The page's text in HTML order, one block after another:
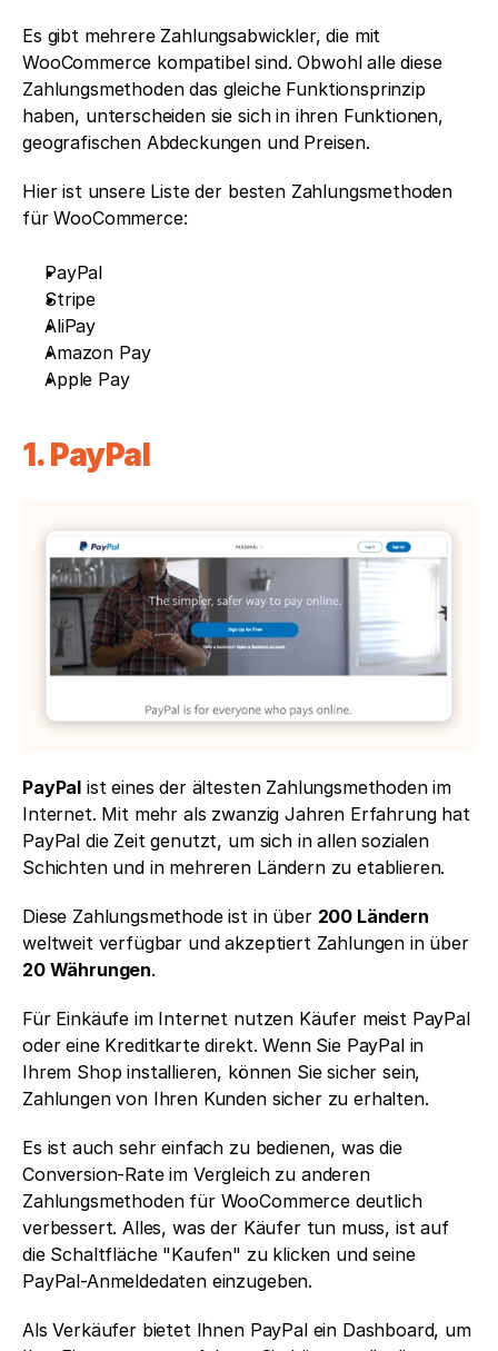
Es gibt mehrere Zahlungsabwickler, die mit
WooCommerce kompatibel sind. Obwohl alle diese
Zahlungsmethoden das gleiche Funktionsprinzip
haben, unterscheiden sie sich in ihren Funktionen,
geografischen Abdeckungen und Preisen.
Hier ist unsere Liste der besten Zahlungsmethoden
für WooCommerce:
PayPal
Stripe
AliPay
Amazon Pay
Apple Pay
1. PayPal
PayPal ist eines der ältesten Zahlungsmethoden im
Internet. Mit mehr als zwanzig Jahren Erfahrung hat
PayPal die Zeit genutzt, um sich in allen sozialen
Schichten und in mehreren Ländern zu etablieren.
Diese Zahlungsmethode ist in über 200 Ländern
weltweit verfügbar und akzeptiert Zahlungen in über
20 Währungen.
Für Einkäufe im Internet nutzen Käufer meist PayPal
oder eine Kreditkarte direkt. Wenn Sie PayPal in
Ihrem Shop installieren, können Sie sicher sein,
Zahlungen von Ihren Kunden sicher zu erhalten.
Es ist auch sehr einfach zu bedienen, was die
Conversion-Rate im Vergleich zu anderen
Zahlungsmethoden für WooCommerce deutlich
verbessert. Alles, was der Käufer tun muss, ist auf
die Schaltfläche "Kaufen" zu klicken und seine
PayPal-Anmeldedaten einzugeben.
Als Verkäufer bietet Ihnen PayPal ein Dashboard, um